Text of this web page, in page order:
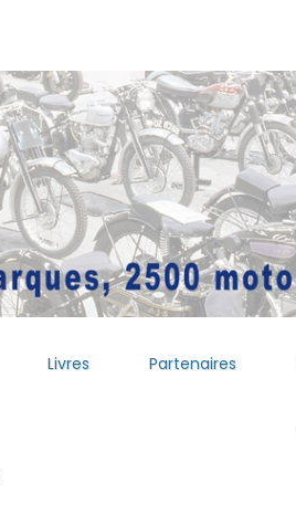
Livres Partenaires